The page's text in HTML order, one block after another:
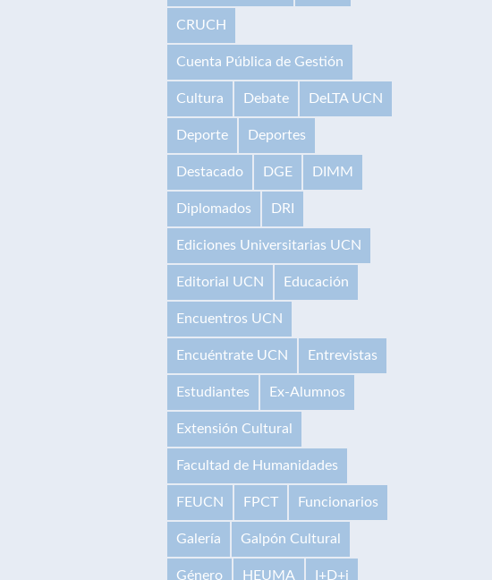
CRUCH
Cuenta Pública de Gestión
Cultura Debate DeLTA UCN
Deporte Deportes
Destacado DGE DIMM
Diplomados DRI
Ediciones Universitarias UCN
Editorial UCN Educación
Encuentros UCN
Encuéntrate UCN Entrevistas
Estudiantes Ex-Alumnos
Extensión Cultural
Facultad de Humanidades
FEUCN FPCT Funcionarios
Galería Galpón Cultural
Género HEUMA I+D+i